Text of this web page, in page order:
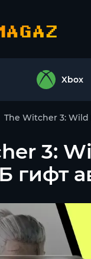
Xbox
The Witcher 3:
3:
гифт